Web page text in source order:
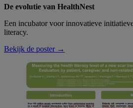
De evolutie van HealthNest
Een incubator voor innovatieve
literacy.
Bekijk de poster →